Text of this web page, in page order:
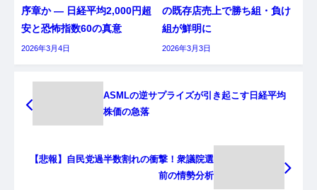
序章か ― 日経平均2,000円超
安と恐怖指数60の真意
2026年3月4日
の既存店売上で勝ち組・負け
組が鮮明に
2026年3月3日
ASMLの逆サプライズが引き起こす日経平均
株価の急落
【悲報】自民党過半数割れの衝撃！衆議院選
前の情勢分析